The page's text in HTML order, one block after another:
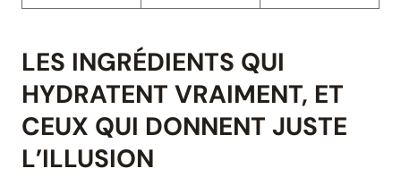
LES INGRÉDIENTS QUI
HYDRATENT VRAIMENT, ET
CEUX QUI DONNENT JUSTE
L’ILLUSION